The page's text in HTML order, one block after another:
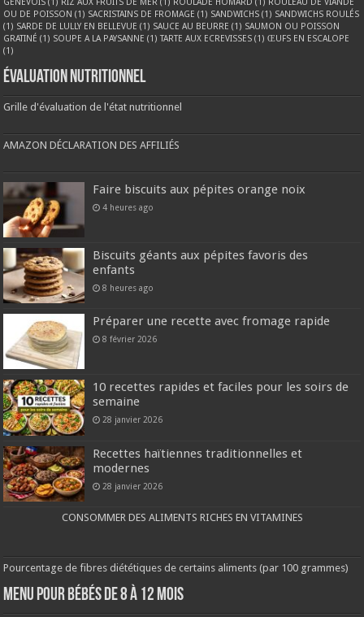
OU DE POISSON (1) SACRISTAINS DE FROMAGE (1) SANDWICHS (1) SANDWICHS ROULÉS
(1) SARDE DE LULLY EN BELLEVUE (1) SAUCE AU BEURRE (1) SAUMON OU POISSON
GRATINÉ (1) SOUPE A LA PAYSANNE (1) TARTE AUX ECREVISSES (1) ŒUFS EN ESCALOPE
(1)
Évaluation nutritionnel
Grille d'évaluation de l'état nutritionnel
AMAZON DÉCLARATION DES AFFILIÉS
Faire biscuits aux pépites orange noix
4 heures ago
Biscuits géants aux pépites favoris des
enfants
8 heures ago
Préparer une recette avec fromage rapide
8 février 2026
10 recettes rapides et faciles pour les soirs de
semaine
28 janvier 2026
Recettes haïtiennes traditionnelles et
modernes
28 janvier 2026
CONSOMMER DES ALIMENTS RICHES EN VITAMINES
Pourcentage de fibres diététiques de certains aliments (par 100 grammes)
MENU POUR BÉBÉS DE 8 à 12 MOIS